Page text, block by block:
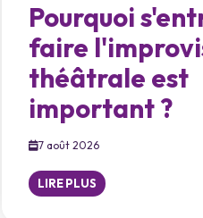
Pourquoi
faire
théâtrale est
important ?
7 août 2026
LIRE PLUS